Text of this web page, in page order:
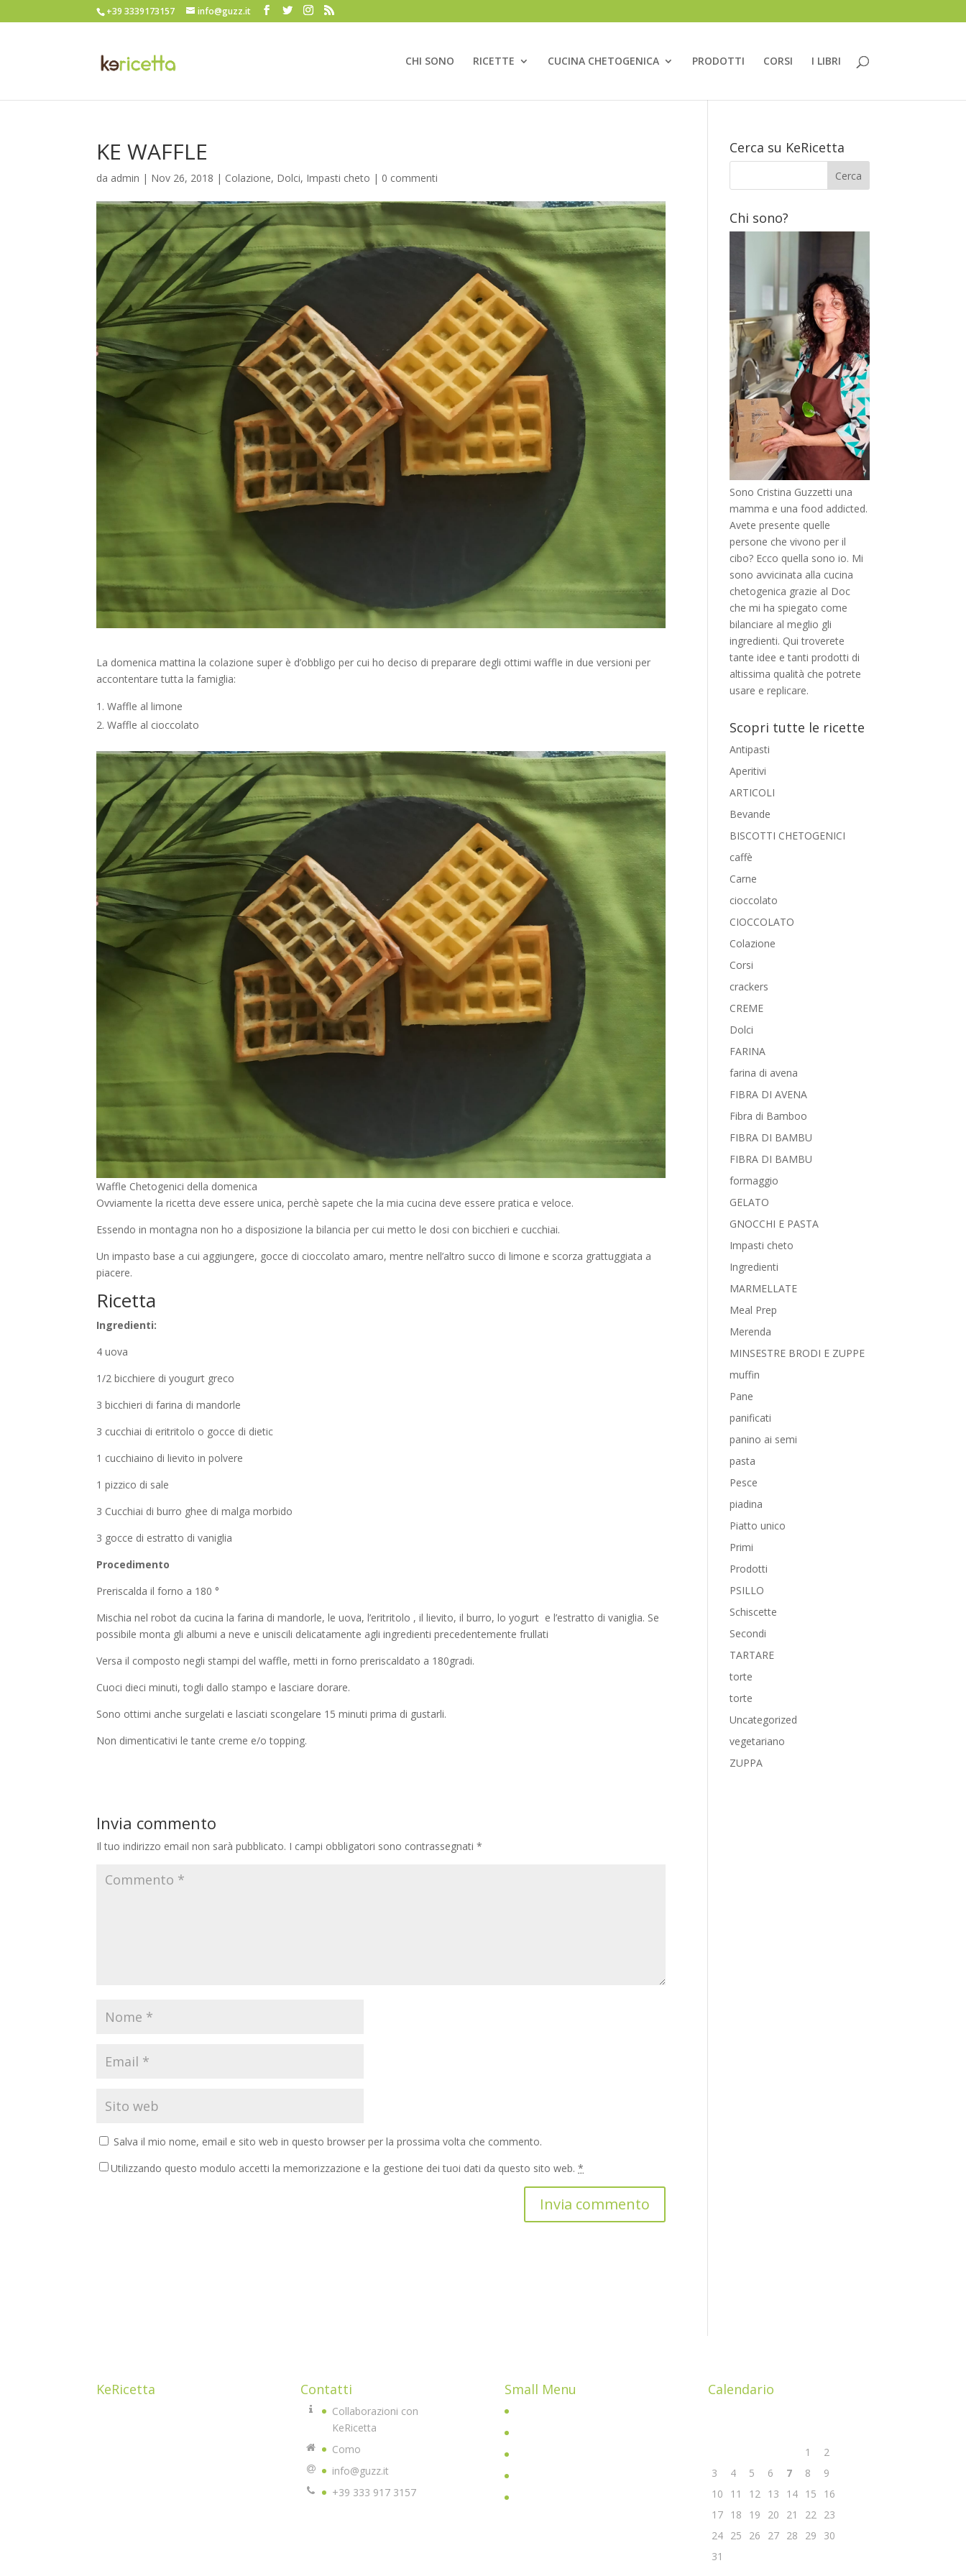
+39 3339173157 info@guzz.it
CHI SONO RICETTE CUCINA CHETOGENICA PRODOTTI CORSI I LIBRI
KE WAFFLE
da admin | Nov 26, 2018 | Colazione, Dolci, Impasti cheto | 0 commenti
La domenica mattina la colazione super è d’obbligo per cui ho deciso di preparare degli ottimi waffle in due versioni per
accontentare tutta la famiglia:
Waffle al limone
Waffle al cioccolato
Waffle Chetogenici della domenica
Ovviamente la ricetta deve essere unica, perchè sapete che la mia cucina deve essere pratica e veloce.
Essendo in montagna non ho a disposizione la bilancia per cui metto le dosi con bicchieri e cucchiai.
Un impasto base a cui aggiungere, gocce di cioccolato amaro, mentre nell’altro succo di limone e scorza grattuggiata a
piacere.
Ricetta
Ingredienti:
4 uova
1/2 bicchiere di yougurt greco
3 bicchieri di farina di mandorle
3 cucchiai di eritritolo o gocce di dietic
1 cucchiaino di lievito in polvere
1 pizzico di sale
3 Cucchiai di burro ghee di malga morbido
3 gocce di estratto di vaniglia
Procedimento
Preriscalda il forno a 180 °
Mischia nel robot da cucina la farina di mandorle, le uova, l’eritritolo , il lievito, il burro, lo yogurt e l’estratto di vaniglia. Se
possibile monta gli albumi a neve e uniscili delicatamente agli ingredienti precedentemente frullati
Versa il composto negli stampi del waffle, metti in forno preriscaldato a 180gradi.
Cuoci dieci minuti, togli dallo stampo e lasciare dorare.
Sono ottimi anche surgelati e lasciati scongelare 15 minuti prima di gustarli.
Non dimenticativi le tante creme e/o topping.
Invia commento
Il tuo indirizzo email non sarà pubblicato. I campi obbligatori sono contrassegnati*
Salva il mio nome, email e sito web in questo browser per la prossima volta che commento.
Utilizzando questo modulo accetti la memorizzazione e la gestione dei tuoi dati da questo sito web.*
Cerca su KeRicetta
Chi sono?
Sono Cristina Guzzetti una
mamma e una food addicted.
Avete presente quelle
persone che vivono per il
cibo? Ecco quella sono io. Mi
sono avvicinata alla cucina
chetogenica grazie al Doc
che mi ha spiegato come
bilanciare al meglio gli
ingredienti. Qui troverete
tante idee e tanti prodotti di
altissima qualità che potrete
usare e replicare.
Scopri tutte le ricette
Antipasti
Aperitivi
ARTICOLI
Bevande
BISCOTTI CHETOGENICI
caffè
Carne
cioccolato
CIOCCOLATO
Colazione
Corsi
crackers
CREME
Dolci
FARINA
farina di avena
FIBRA DI AVENA
Fibra di Bamboo
FIBRA DI BAMBU
FIBRA DI BAMBU
formaggio
GELATO
GNOCCHI E PASTA
Impasti cheto
Ingredienti
MARMELLATE
Meal Prep
Merenda
MINSESTRE BRODI E ZUPPE
muffin
Pane
panificati
panino ai semi
pasta
Pesce
piadina
Piatto unico
Primi
Prodotti
PSILLO
Schiscette
Secondi
TARTARE
torte
torte
Uncategorized
vegetariano
ZUPPA
KeRicetta Contatti
Collaborazioni con
KeRicetta
Como
info@guzz.it
+39 333 917 3157
Small Menu Calendario
1
2
3
4 5 6 7 8
9
10
11 12 13 14 15
16
17 18 19 20 21 22
23
24 25 26 27 28 29
30
31